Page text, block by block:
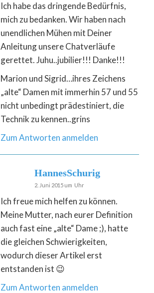
Ich habe das dringende Bedürfnis,
mich zu bedanken. Wir haben nach
unendlichen Mühen mit Deiner
Anleitung unsere Chatverläufe
gerettet. Juhu..jubilier!!! Danke!!!
Marion und Sigrid…ihres Zeichens
„alte“ Damen mit immerhin 57 und 55
nicht unbedingt prädestiniert, die
Technik zu kennen..grins
Zum Antworten anmelden
HannesSchurig
2. Juni 2015 um Uhr
Ich freue mich helfen zu können.
Meine Mutter, nach eurer Definition
auch fast eine „alte“ Dame ;), hatte
die gleichen Schwierigkeiten,
wodurch dieser Artikel erst
entstanden ist 😉
Zum Antworten anmelden